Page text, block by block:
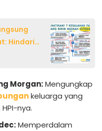
Hindari
Morgan:Mengungkap
keluarga yang
nya.
Memperdalam